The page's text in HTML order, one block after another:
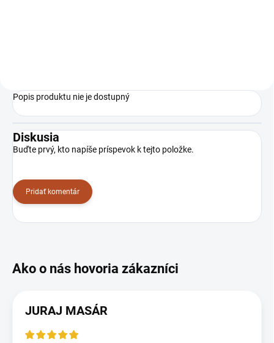
Popis produktu nie je dostupný
Diskusia
Buďte prvý, kto napíše príspevok k tejto položke.
Pridať komentár
JURAJ MASÁR